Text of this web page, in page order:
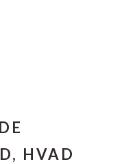
HVAD